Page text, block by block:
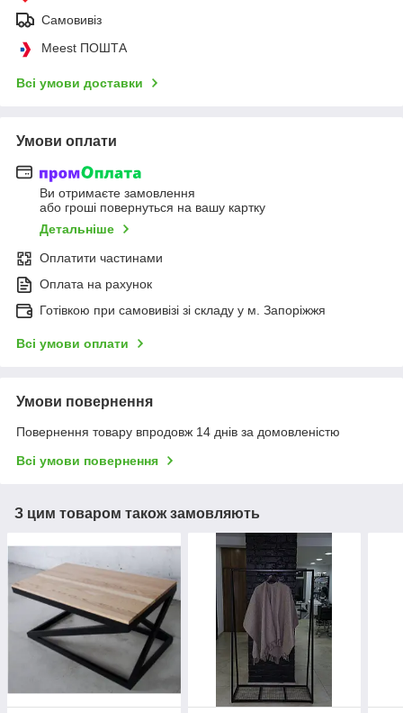
Самовивіз
Meest ПОШТА
Всі умови доставки
Умови оплати
Ви отримаєте замовлення
або гроші повернуться на вашу картку
Детальніше
Оплатити частинами
Оплата на рахунок
Готівкою при самовивізі зі складу у м. Запоріжжя
Всі умови оплати
Умови повернення
Повернення товару впродовж 14 днів за домовленістю
Всі умови повернення
З цим товаром також замовляють